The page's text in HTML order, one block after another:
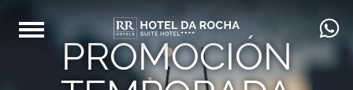
PROMOCIÓN